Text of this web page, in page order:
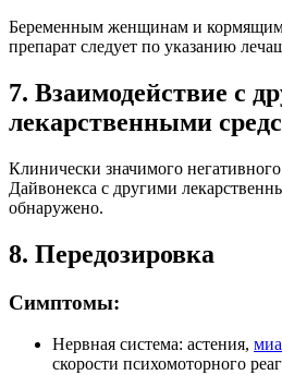
Беременным женщинам и кормящим
препарат следует по указанию
7. Взаимодействие с
лекарственными
Клинически значимого
Дайвонекса с другими
обнаружено.
8. Передозировка
Симптомы:
Нервная система: астения,
скорости психомоторного